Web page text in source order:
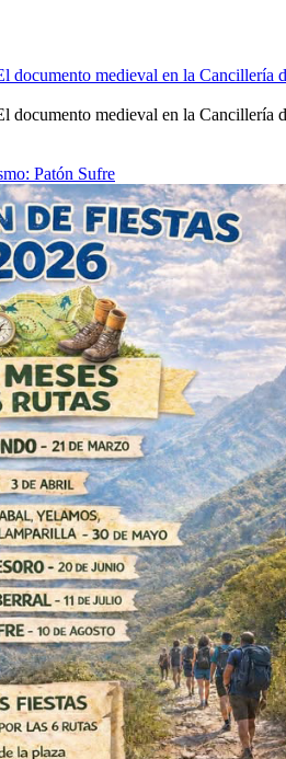
documento medieval en la Cancillería
documento medieval en la Cancillería
Patón Sufre